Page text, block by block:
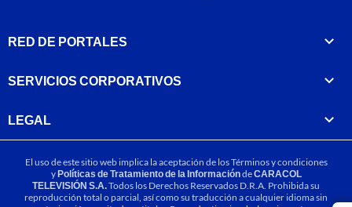
RED DE PORTALES
SERVICIOS CORPORATIVOS
LEGAL
El uso de este sitio web implica la aceptación de losTérminos y condiciones
yPolíticas de Tratamiento de la InformacióndeCARACOL
TELEVISIÓN S.A.Todos los Derechos Reservados D.R.A. Prohibida su
reproducción total o parcial, así como su traducción a cualquier idioma sin